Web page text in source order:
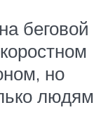
беговой
но
людям